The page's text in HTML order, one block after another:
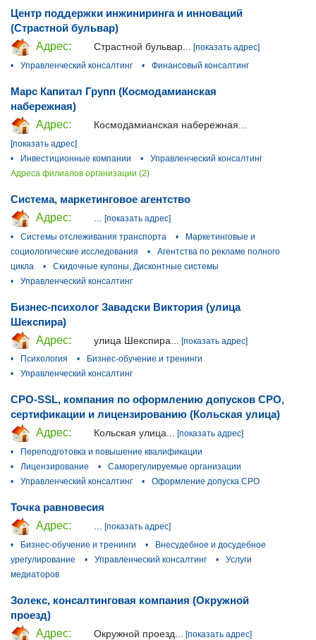
Центр поддержки инжиниринга и инноваций
(Страстной бульвар)
Адрес:
Страстной бульвар... [показать адрес]
•
Управленческий консалтинг • Финансовый консалтинг
Марс Капитал Групп (Космодамианская
набережная)
Адрес:
Космодамианская набережная...
[показать адрес]
•
Инвестиционные компании •
Управленческий консалтинг
Адреса филиалов организации (2)
Система, маркетинговое агентство
Адрес:
[показать адрес]
•
Системы отслеживания транспорта •
Маркетинговые и
социологические исследования
•
Агентства по рекламе полного
цикла
•
Скидочные купоны, Дисконтные системы
•
Управленческий консалтинг
Бизнес-психолог Завадски Виктория (улица
Шекспира)
Адрес:
улица Шекспира...
[показать адрес]
•
Психология •
Бизнес-обучение и тренинги
•
Управленческий консалтинг
СРО-SSL, компания по оформлению допусков СРО,
сертификации и лицензированию (Кольская улица)
Адрес:
Кольская улица... [показать адрес]
•
Переподготовка и повышение квалификации
•
Лицензирование •
Саморегулируемые организации
•
Управленческий консалтинг • Оформление допуска СРО
Точка равновесия
Адрес:
[показать адрес]
•
Бизнес-обучение и тренинги •
Внесудебное и досудебное
урегулирование
• Управленческий консалтинг •
Услуги
медиаторов
Золекс, консалтинговая компания (Окружной
проезд)
Адрес:
Окружной проезд...
[показать адрес]